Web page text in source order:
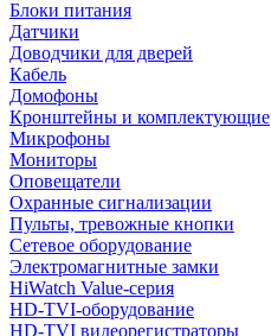
Блоки питания
Датчики
Доводчики для дверей
Кабель
Домофоны
Кронштейны и комплектующие
Микрофоны
Мониторы
Оповещатели
Охранные сигнализации
Пульты, тревожные кнопки
Сетевое оборудование
Электромагнитные замки
HiWatch Value-серия
HD-TVI-оборудование
HD-TVI видеорегистраторы